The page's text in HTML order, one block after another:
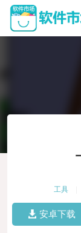
工具
安卓下载